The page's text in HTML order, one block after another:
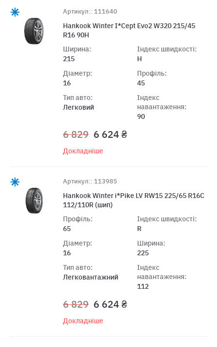
Артикул:: 111640
Hankook Winter I*Cept Evo2 W320 215/45
R16 90H
Ширина:
215
Діаметр:
16
Тип авто:
Легковий
Індекс швидкості:
H
Профіль:
45
Індекс
навантаження:
90
6 829 6 624 ₴
Докладніше
Артикул:: 113985
Hankook Winter i*Pike LV RW15 225/65 R16C
112/110R (шип)
Профіль:
65
Діаметр:
16
Тип авто:
Легковантажний
Індекс швидкості:
R
Ширина:
225
Індекс
навантаження:
112
6 829 6 624 ₴
Докладніше